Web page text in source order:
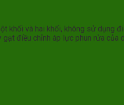
khối và hai khối, không sử dụng
điều chỉnh áp lực phun rửa của